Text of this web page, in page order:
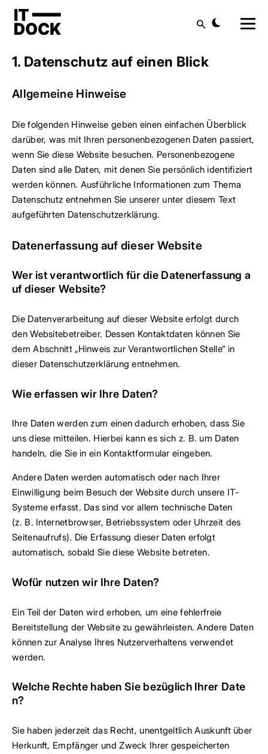
Datenschutzerklärung
1. Datenschutz auf einen Blick
Allgemeine Hinweise
Die folgenden Hinweise geben einen einfachen Überblick
darüber, was mit Ihren personenbezogenen Daten passiert,
wenn Sie diese Website besuchen. Personenbezogene
Daten sind alle Daten, mit denen Sie persönlich identifiziert
werden können. Ausführliche Informationen zum Thema
Datenschutz entnehmen Sie unserer unter diesem Text
aufgeführten Datenschutzerklärung.
Datenerfassung auf dieser Website
Wer ist verantwortlich für die Datenerfassung a
uf dieser Website?
Die Datenverarbeitung auf dieser Website erfolgt durch
den Websitebetreiber. Dessen Kontaktdaten können Sie
dem Abschnitt „Hinweis zur Verantwortlichen Stelle“ in
dieser Datenschutzerklärung entnehmen.
Wie erfassen wir Ihre Daten?
Ihre Daten werden zum einen dadurch erhoben, dass Sie
uns diese mitteilen. Hierbei kann es sich z. B. um Daten
handeln, die Sie in ein Kontaktformular eingeben.
Andere Daten werden automatisch oder nach Ihrer
Einwilligung beim Besuch der Website durch unsere IT-
Systeme erfasst. Das sind vor allem technische Daten
(z. B. Internetbrowser, Betriebssystem oder Uhrzeit des
Seitenaufrufs). Die Erfassung dieser Daten erfolgt
automatisch, sobald Sie diese Website betreten.
Wofür nutzen wir Ihre Daten?
Ein Teil der Daten wird erhoben, um eine fehlerfreie
Bereitstellung der Website zu gewährleisten. Andere Daten
können zur Analyse Ihres Nutzerverhaltens verwendet
werden.
Welche Rechte haben Sie bezüglich Ihrer Date
n?
Sie haben jederzeit das Recht, unentgeltlich Auskunft über
Herkunft, Empfänger und Zweck Ihrer gespeicherten